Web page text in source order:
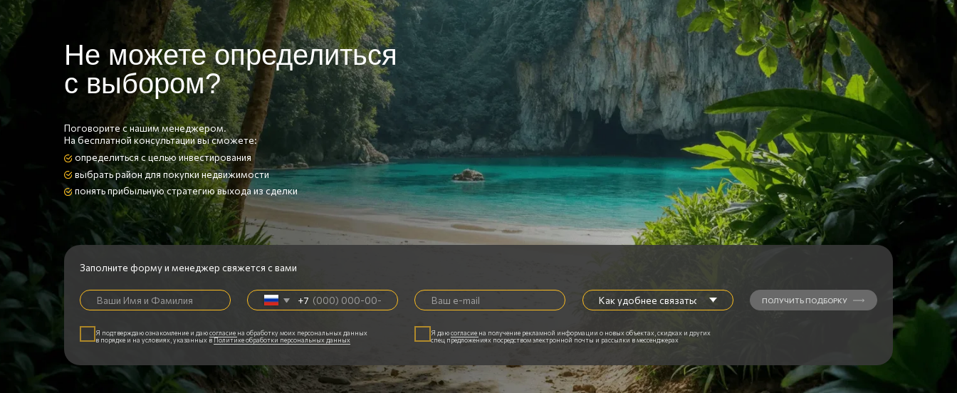
Заполните форму и менеджер свяжется с вами
Я даю согласие на получение рекламной информации о новых объектах, скидках и других
спец предложениях посредством электронной почты и рассылки в мессенджерах
Я подтверждаю ознакомление и даю согласие на обработку моих персональных данных
в порядке и на условиях, указанных вПолитике обработки персональных данных
ПОЛУЧИТЬ ПОДБОРКУ
Остались
вопросы?
Напишите нам
ЗАДАТЬ ВОПРОС
+66 98 013-85-81
E-mail
Мессенджеры
Наши соцсети